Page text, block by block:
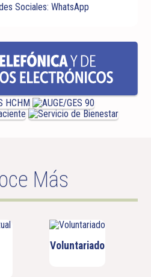
Más
Voluntariado